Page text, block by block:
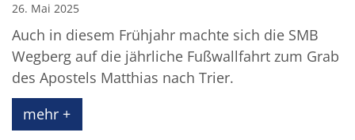
26. Mai 2025
Auch in diesem Frühjahr machte sich die SMB
Wegberg auf die jährliche Fußwallfahrt zum Grab
des Apostels Matthias nach Trier.
mehr +